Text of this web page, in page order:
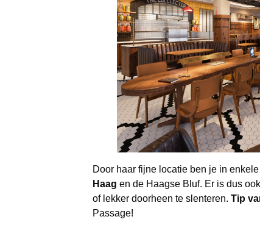
Door haar fijne locatie ben je in
Haag en de Haagse Bluf. Er is dus
of lekker doorheen te slenteren. Tip
Passage!